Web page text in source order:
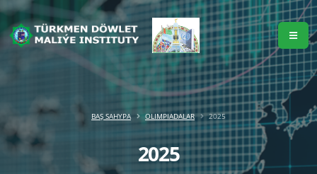
2025
BAŞ SAHYPA OLIMPIADALAR 2025